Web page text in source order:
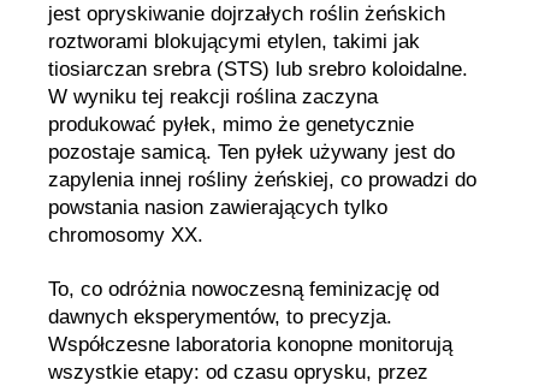
jest opryskiwanie dojrzałych roślin żeńskich
roztworami blokującymi etylen, takimi jak
tiosiarczan srebra (STS) lub srebro koloidalne.
W wyniku tej reakcji roślina zaczyna
produkować pyłek, mimo że genetycznie
pozostaje samicą. Ten pyłek używany jest do
zapylenia innej rośliny żeńskiej, co prowadzi do
powstania nasion zawierających tylko
chromosomy XX.
To, co odróżnia nowoczesną feminizację od
dawnych eksperymentów, to precyzja.
Współczesne laboratoria konopne monitorują
wszystkie etapy: od czasu oprysku, przez